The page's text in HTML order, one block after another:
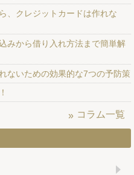
、クレジットカードは作れな
みから借り入れ方法まで簡単解
ないための効果的な7つの予防策
コラム一覧